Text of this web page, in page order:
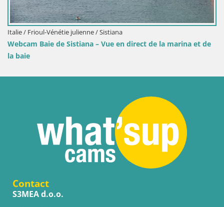
/ Sistiana
– Vue en direct de la marina et de
Webcam Karlovac
Contact
S3MEA d.o.o.